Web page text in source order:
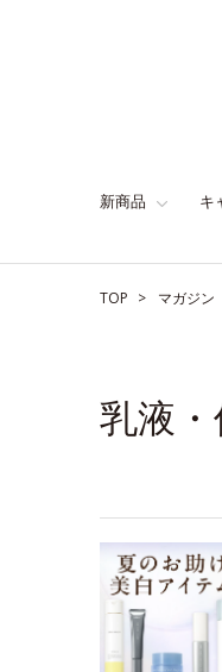
新商品 キ
TOP マガジン
乳液